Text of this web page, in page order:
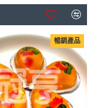
暢銷產品